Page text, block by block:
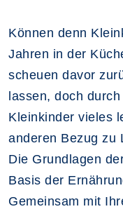
Können denn
Jahren in der
scheuen davor
lassen, doch
Kleinkinder vieles
anderen Bezug zu
Die Grundlagen
Basis der
Gemeinsam mit